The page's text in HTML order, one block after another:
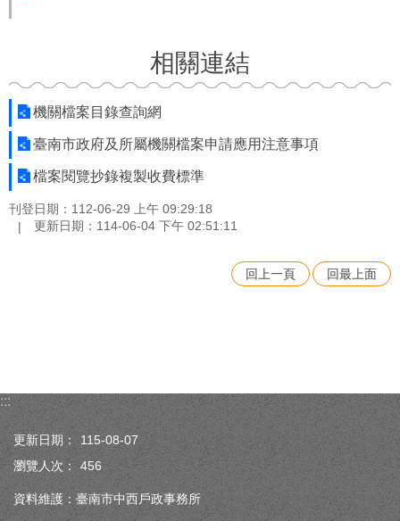
相關連結
機關檔案目錄查詢網
臺南市政府及所屬機關檔案申請應用注意事項
檔案閱覽抄錄複製收費標準
刊登日期：112-06-29 上午 09:29:18
更新日期：114-06-04 下午 02:51:11
回上一頁 回最上面
:::
更新日期：
115-08-07
瀏覽人次：
456
資料維護：臺南市中西戶政事務所